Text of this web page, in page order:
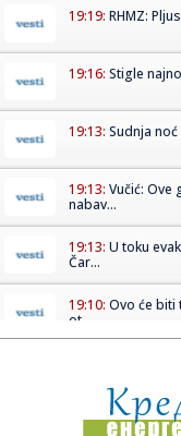
19:19: RHMZ:
19:16: Stigle
19:13: Sudnja
19:13: Vučić: Ove
nabav...
19:13: U toku
Čar...
19:10: Ovo će biti
ot...
19:07:Zelenski u